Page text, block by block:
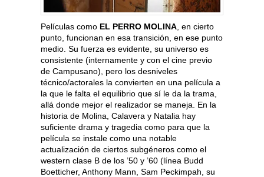
Películas como EL PERRO MOLINA , en cierto
punto, funcionan en esa transición, en ese punto
medio. Su fuerza es evidente, su universo es
consistente (internamente y con el cine previo
de Campusano), pero los desniveles
técnico/actorales la convierten en una película a
la que le falta el equilibrio que sí le da la trama,
allá donde mejor el realizador se maneja. En la
historia de Molina, Calavera y Natalia hay
suficiente drama y tragedia como para que la
película se instale como una notable
actualización de ciertos subgéneros como el
western clase B de los ’50 y ’60 (línea Budd
Boetticher, Anthony Mann, Sam Peckimpah, su